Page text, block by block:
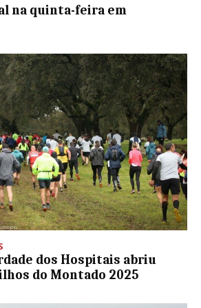
na quinta-feira em
dos Hospitais abriu
do Montado 2025